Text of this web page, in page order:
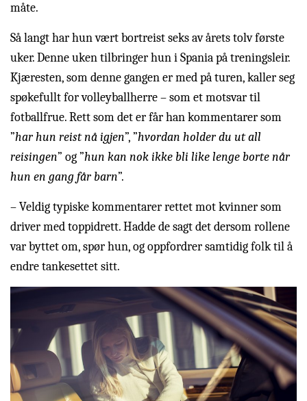
måte.
Så langt har hun vært bortreist seks av årets tolv første
uker. Denne uken tilbringer hun i Spania på treningsleir.
Kjæresten, som denne gangen er med på turen, kaller seg
spøkefullt for volleyballherre – som et motsvar til
fotballfrue. Rett som det er får han kommentarer som
”har hun reist nå igjen”, ”hvordan holder du ut all
reisingen” og ”hun kan nok ikke bli like lenge borte når
hun en gang får barn”.
– Veldig typiske kommentarer rettet mot kvinner som
driver med toppidrett. Hadde de sagt det dersom rollene
var byttet om, spør hun, og oppfordrer samtidig folk til å
endre tankesettet sitt.